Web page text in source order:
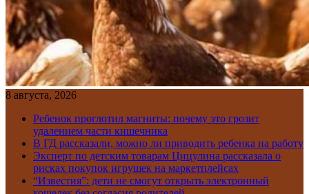
8 августа, 2026
Ребенок проглотил магниты: почему это грозит
удалением части кишечника
В ГД рассказали, можно ли приводить ребенка на работу
Эксперт по детским товарам Цицулина рассказала о
рисках покупок игрушек на маркетплейсах
“Известия”: дети не смогут открыть электронный